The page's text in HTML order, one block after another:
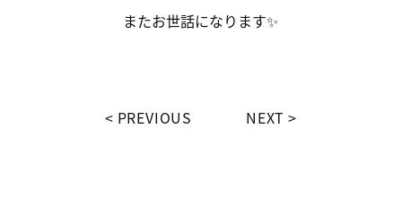
またお世話になります✨
PREVIOUS NEXT